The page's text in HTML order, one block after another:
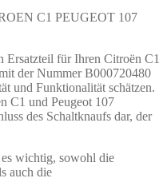
C1 PEUGEOT 107
Ersatzteil für Ihren Citroën C1
der Nummer B000720480
und Funktionalität schätzen.
C1 und Peugeot 107
des Schaltknaufs dar, der
wichtig, sowohl die
auch die